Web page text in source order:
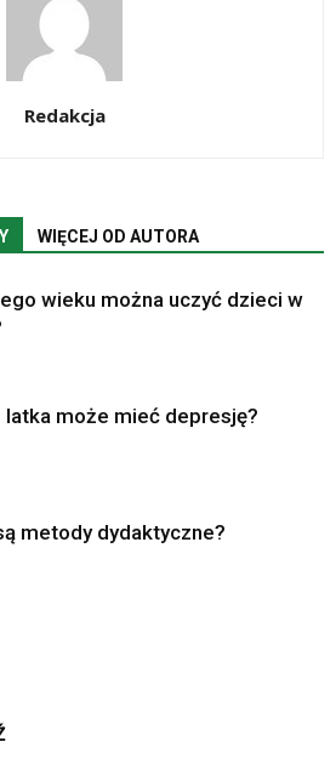
Redakcja
WIĘCEJ OD AUTORA
wieku można uczyć dzieci w
latka może mieć depresję?
metody dydaktyczne?